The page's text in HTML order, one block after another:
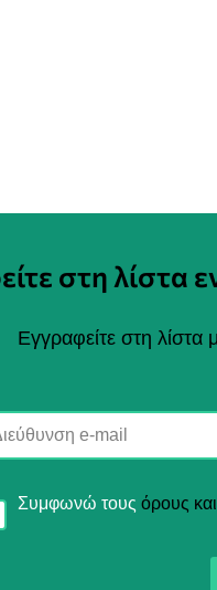
στη λίστα
Εγγραφείτε στη λίστα
Συμφωνώ τουςόρους